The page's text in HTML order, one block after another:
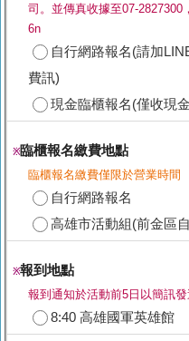
司。並傳真收據至07-2827300
6n
自行網路報名(請加
費訊)
現金臨櫃報名(僅收現
※臨櫃報名繳費地點
臨櫃報名繳費僅限於營業時間
自行網路報名
高雄市活動組(前金區
※報到地點
報到通知於活動前5日以簡訊
8:40 高雄國軍英雄館